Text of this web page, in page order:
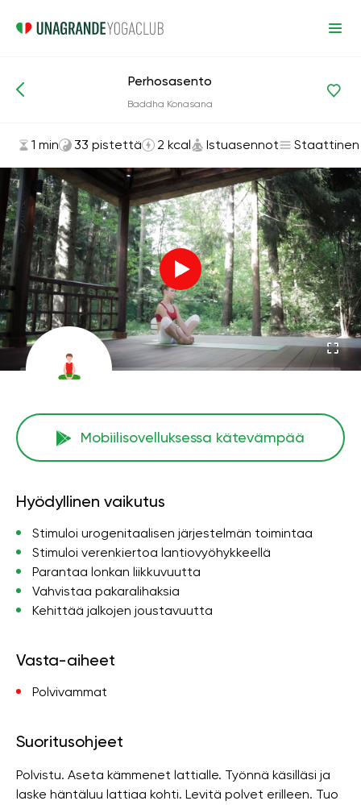
Asanat ja harjoitukset Istuasennot
Perhosasento
Baddha Konasana
1 min 33 pistettä 2 kcal Istuasennot Staattinen
Mobiilisovelluksessa kätevämpää
Hyödyllinen vaikutus
Stimuloi urogenitaalisen järjestelmän toimintaa
Stimuloi verenkiertoa lantiovyöhykkeellä
Parantaa lonkan liikkuvuutta
Vahvistaa pakaralihaksia
Kehittää jalkojen joustavuutta
Vasta-aiheet
Polvivammat
Suoritusohjeet
Polvistu. Aseta kämmenet lattialle. Työnnä käsilläsi ja
laske häntäluu lattiaa kohti. Levitä polvet erilleen. Tuo